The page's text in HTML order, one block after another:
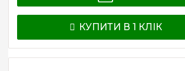
КУПИТИ В 1 КЛІК